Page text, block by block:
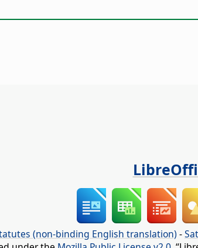
(non-binding English translation) -